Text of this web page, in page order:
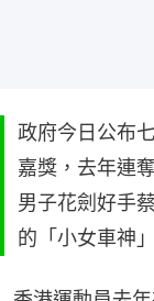
政府今日公布
嘉獎，去年連
男子花劍好手
的「小女車神